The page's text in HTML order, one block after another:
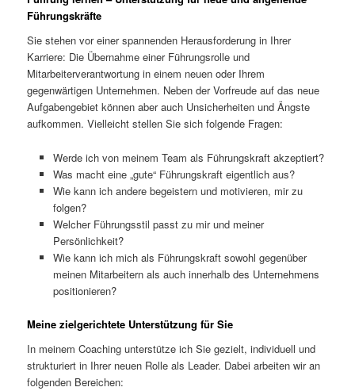
Führungskräfte
Sie stehen vor einer spannenden Herausforderung in Ihrer
Karriere: Die Übernahme einer Führungsrolle und
Mitarbeiterverantwortung in einem neuen oder Ihrem
gegenwärtigen Unternehmen. Neben der Vorfreude auf das neue
Aufgabengebiet können aber auch Unsicherheiten und Ängste
aufkommen. Vielleicht stellen Sie sich folgende Fragen:
Werde ich von meinem Team als Führungskraft akzeptiert?
Was macht eine „gute“ Führungskraft eigentlich aus?
Wie kann ich andere begeistern und motivieren, mir zu
folgen?
Welcher Führungsstil passt zu mir und meiner
Persönlichkeit?
Wie kann ich mich als Führungskraft sowohl gegenüber
meinen Mitarbeitern als auch innerhalb des Unternehmens
positionieren?
Meine zielgerichtete Unterstützung für Sie
In meinem Coaching unterstütze ich Sie gezielt, individuell und
strukturiert in Ihrer neuen Rolle als Leader. Dabei arbeiten wir an
folgenden Bereichen: